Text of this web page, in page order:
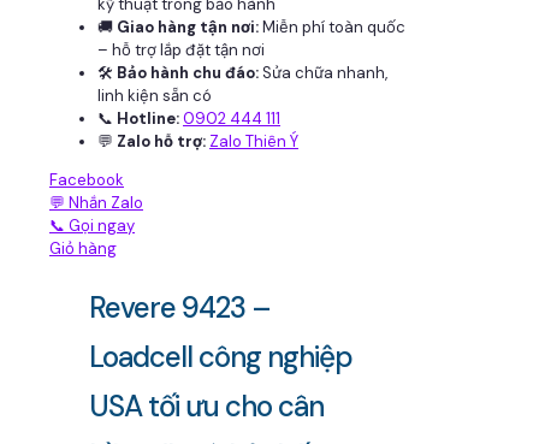
🚚 Giao hàng tận nơi:Miễn phí toàn quốc
– hỗ trợ lắp đặt tận nơi
🛠 Bảo hành chu đáo:Sửa chữa nhanh,
linh kiện sẵn có
📞 Hotline:0902 444 111
💬 Zalo hỗ trợ: Zalo Thiên Ý
Facebook
💬 Nhắn Zalo
📞 Gọi ngay
Giỏ hàng
Revere 9423 –
Loadcell công nghiệp
USA tối ưu cho cân